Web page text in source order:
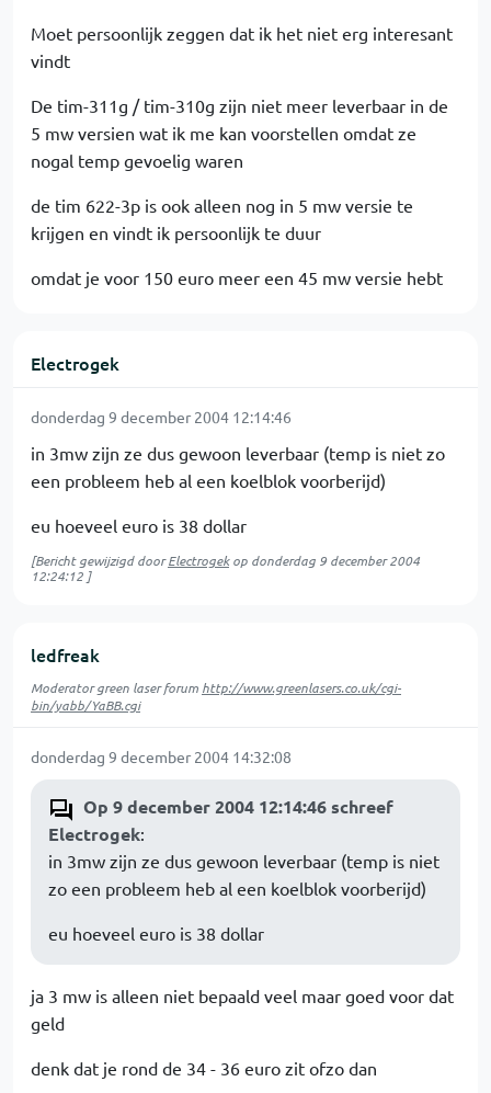
Moet persoonlijk zeggen dat ik het niet erg interesant
vindt
De tim-311g / tim-310g zijn niet meer leverbaar in de
5 mw versien wat ik me kan voorstellen omdat ze
nogal temp gevoelig waren
de tim 622-3p is ook alleen nog in 5 mw versie te
krijgen en vindt ik persoonlijk te duur
omdat je voor 150 euro meer een 45 mw versie hebt
Electrogek
donderdag 9 december 2004 12:14:46
in 3mw zijn ze dus gewoon leverbaar (temp is niet zo
een probleem heb al een koelblok voorberijd)
eu hoeveel euro is 38 dollar
[Bericht gewijzigd doorElectrogekop donderdag 9 december 2004
12:24:12 ]
ledfreak
Moderator green laser forum http://www.greenlasers.co.uk/cgi-
bin/yabb/YaBB.cgi
donderdag 9 december 2004 14:32:08
Op 9 december 2004 12:14:46 schreef
Electrogek:
in 3mw zijn ze dus gewoon leverbaar (temp is niet
zo een probleem heb al een koelblok voorberijd)
eu hoeveel euro is 38 dollar
ja 3 mw is alleen niet bepaald veel maar goed voor dat
geld
denk dat je rond de 34 - 36 euro zit ofzo dan